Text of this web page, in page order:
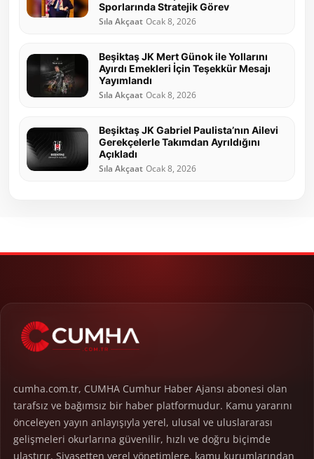
Sporlarında Stratejik Görev
Sıla Akçaat Ocak 8, 2026
Beşiktaş JK Mert Günok ile Yollarını
Ayırdı Emekleri İçin Teşekkür Mesajı
Yayımlandı
Sıla Akçaat Ocak 8, 2026
Beşiktaş JK Gabriel Paulista’nın Ailevi
Gerekçelerle Takımdan Ayrıldığını
Açıkladı
Sıla Akçaat Ocak 8, 2026
cumha.com.tr, CUMHA Cumhur Haber Ajansı abonesi olan
tarafsız ve bağımsız bir haber platformudur. Kamu yararını
önceleyen yayın anlayışıyla yerel, ulusal ve uluslararası
gelişmeleri okurlarına güvenilir, hızlı ve doğru biçimde
ulaştırır. Siyasetten yerel yönetimlere, kamu kurumlarından